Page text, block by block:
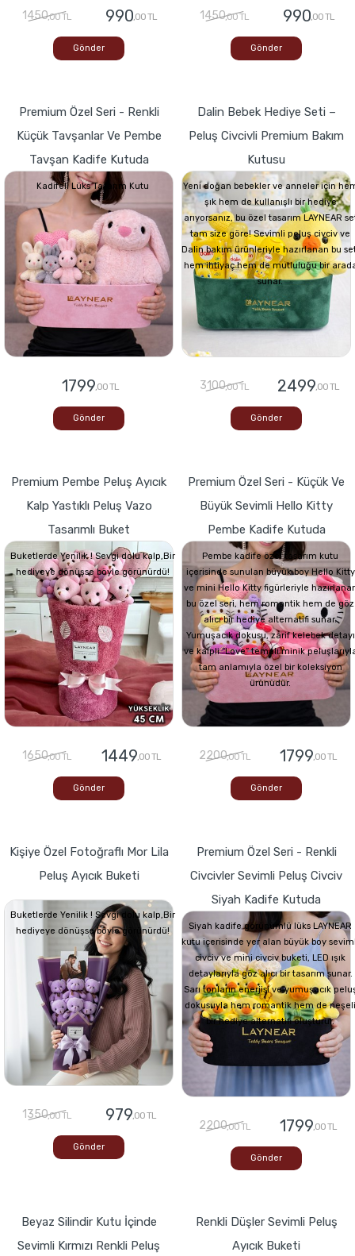
1450,00 TL 990,00 TL
Gönder
1450,00 TL 990,00 TL
Gönder
Premium Özel Seri - Renkli
Küçük Tavşanlar Ve Pembe
Tavşan Kadife Kutuda
Kadifeli Lüks Tasarım Kutu
1799,00 TL
Gönder
Dalin Bebek Hediye Seti –
Peluş Civcivli Premium Bakım
Kutusu
Yeni doğan bebekler ve anneler için
şık hem de kullanışlı bir hediye
arıyorsanız, bu özel tasarım LAYNEAR
tam size göre! Sevimli peluş civciv ve
Dalin bakım ürünleriyle hazırlanan bu
hem ihtiyaç hem de mutluluğu bir
sunar.
3100,00 TL 2499,00 TL
Gönder
Premium Pembe Peluş Ayıcık
Kalp Yastıklı Peluş Vazo
Tasarımlı Buket
Buketlerde Yenilik ! Sevgi dolu kalp,Bir
hediyeye dönüşse böyle görünürdü!
1650,00 TL 1449,00 TL
Gönder
Premium Özel Seri - Küçük Ve
Büyük Sevimli Hello Kitty
Pembe Kadife Kutuda
Pembe kadife özel tasarım kutu
içerisinde sunulan büyük boy Hello Kitty
ve mini Hello Kitty figürleriyle
bu özel seri, hem romantik hem de göz
alıcı bir hediye alternatifi sunar.
Yumuşacık dokusu, zarif kelebek detayı
ve kalpli “Love” temalı minik
tam anlamıyla özel bir koleksiyon
ürünüdür.
2200,00 TL 1799,00 TL
Gönder
Kişiye Özel Fotoğraflı Mor Lila
Peluş Ayıcık Buketi
Buketlerde Yenilik ! Sevgi dolu kalp,Bir
hediyeye dönüşse böyle görünürdü!
1350,00 TL 979,00 TL
Gönder
Premium Özel Seri - Renkli
Civcivler Sevimli Peluş Civciv
Siyah Kadife Kutuda
Siyah kadife görünümlü lüks LAYNEAR
kutu içerisinde yer alan büyük boy
civciv ve mini civciv buketi, LED ışık
detaylarıyla göz alıcı bir tasarım sunar.
Sarı tonların enerjisi ve yumuşacık
dokusuyla hem romantik hem de neşeli
bir hediye alternatifi oluşturur.
2200,00 TL 1799,00 TL
Gönder
Beyaz Silindir Kutu İçinde
Sevimli Kırmızı Renkli Peluş
Renkli Düşler Sevimli Peluş
Ayıcık Buketi